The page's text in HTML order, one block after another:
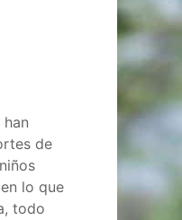
de
lo que
todo